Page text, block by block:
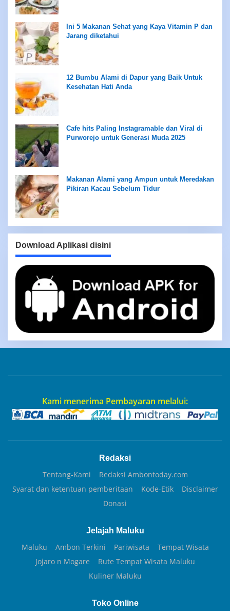
Ini 5 Makanan Sehat yang Kaya Vitamin P dan
Jarang diketahui
12 Bumbu Alami di Dapur yang Baik Untuk
Kesehatan Hati Anda
Cafe hits Paling Instagramable dan Viral di
Purworejo untuk Generasi Muda 2025
Makanan Alami yang Ampun untuk Meredakan
Pikiran Kacau Sebelum Tidur
Download Aplikasi disini
Kami menerima Pembayaran melalui:
Redaksi
Tentang-Kami
Redaksi Ambontoday.com
Syarat dan ketentuan pemberitaan
Kode-Etik
Disclaimer
Donasi
Jelajah Maluku
Maluku Ambon Terkini Pariwisata
Tempat Wisata
Jojaro n Mogare
Rute Tempat Wisata Maluku
Kuliner Maluku
Toko Online